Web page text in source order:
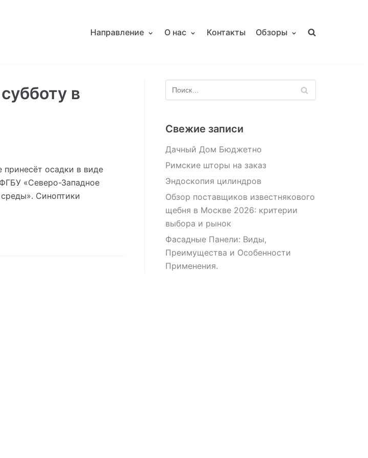
Направление О нас Контакты Обзоры
в
принесёт осадки в виде
«Северо-Западное
Синоптики
Свежие записи
Дачный Дом Бюджетно
Римские шторы на заказ
Эндоскопия цилиндров
Обзор поставщиков известнякового
щебня в Москве 2026: критерии
выбора и рынок
Фасадные Панели: Виды,
Преимущества и Особенности
Применения.